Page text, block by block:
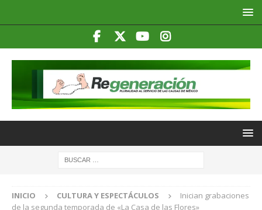
INICIO CULTURA Y ESPECTÁCULOS
Inician grabaciones
de la segunda temporada de «La Casa de las Flores»